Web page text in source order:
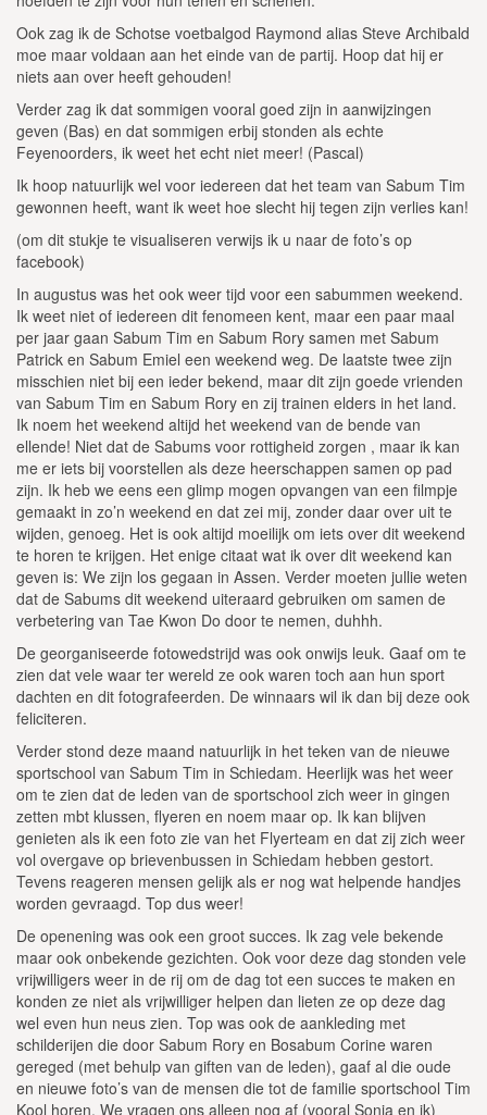
Ook zag ik de Schotse voetbalgod Raymond alias Steve Archibald
moe maar voldaan aan het einde van de partij. Hoop dat hij er
niets aan over heeft gehouden!
Verder zag ik dat sommigen vooral goed zijn in aanwijzingen
geven (Bas) en dat sommigen erbij stonden als echte
Feyenoorders, ik weet het echt niet meer! (Pascal)
Ik hoop natuurlijk wel voor iedereen dat het team van Sabum Tim
gewonnen heeft, want ik weet hoe slecht hij tegen zijn verlies kan!
(om dit stukje te visualiseren verwijs ik u naar de foto’s op
facebook)
In augustus was het ook weer tijd voor een sabummen weekend.
Ik weet niet of iedereen dit fenomeen kent, maar een paar maal
per jaar gaan Sabum Tim en Sabum Rory samen met Sabum
Patrick en Sabum Emiel een weekend weg. De laatste twee zijn
misschien niet bij een ieder bekend, maar dit zijn goede vrienden
van Sabum Tim en Sabum Rory en zij trainen elders in het land.
Ik noem het weekend altijd het weekend van de bende van
ellende! Niet dat de Sabums voor rottigheid zorgen , maar ik kan
me er iets bij voorstellen als deze heerschappen samen op pad
zijn. Ik heb we eens een glimp mogen opvangen van een filmpje
gemaakt in zo’n weekend en dat zei mij, zonder daar over uit te
wijden, genoeg. Het is ook altijd moeilijk om iets over dit weekend
te horen te krijgen. Het enige citaat wat ik over dit weekend kan
geven is: We zijn los gegaan in Assen. Verder moeten jullie weten
dat de Sabums dit weekend uiteraard gebruiken om samen de
verbetering van Tae Kwon Do door te nemen, duhhh.
De georganiseerde fotowedstrijd was ook onwijs leuk. Gaaf om te
zien dat vele waar ter wereld ze ook waren toch aan hun sport
dachten en dit fotografeerden. De winnaars wil ik dan bij deze ook
feliciteren.
Verder stond deze maand natuurlijk in het teken van de nieuwe
sportschool van Sabum Tim in Schiedam. Heerlijk was het weer
om te zien dat de leden van de sportschool zich weer in gingen
zetten mbt klussen, flyeren en noem maar op. Ik kan blijven
genieten als ik een foto zie van het Flyerteam en dat zij zich weer
vol overgave op brievenbussen in Schiedam hebben gestort.
Tevens reageren mensen gelijk als er nog wat helpende handjes
worden gevraagd. Top dus weer!
De openening was ook een groot succes. Ik zag vele bekende
maar ook onbekende gezichten. Ook voor deze dag stonden vele
vrijwilligers weer in de rij om de dag tot een succes te maken en
konden ze niet als vrijwilliger helpen dan lieten ze op deze dag
wel even hun neus zien. Top was ook de aankleding met
schilderijen die door Sabum Rory en Bosabum Corine waren
gereged (met behulp van giften van de leden), gaaf al die oude
en nieuwe foto’s van de mensen die tot de familie sportschool Tim
Kool horen. We vragen ons alleen nog af (vooral Sonja en ik)